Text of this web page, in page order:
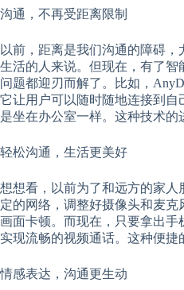
沟通，不再受距离限制
以前，距离是我们沟通的障碍
生活的人来说。但现在，有了
问题都迎刃而解了。比如，
它让用户可以随时随地连接到
是坐在办公室一样。这种技术的
轻松沟通，生活更美好
想想看，以前为了和远方的家
定的网络，调整好摄像头和麦
画面卡顿。而现在，只要拿出手
实现流畅的视频通话。这种便捷
情感表达，沟通更生动